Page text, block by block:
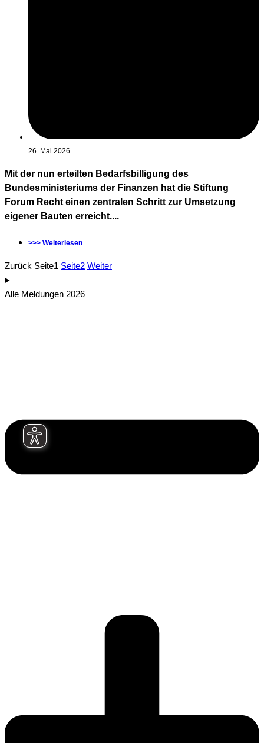
26. Mai 2026
Mit der nun erteilten Bedarfsbilligung des
Bundesministeriums der Finanzen hat die Stiftung
Forum Recht einen zentralen Schritt zur Umsetzung
eigener Bauten erreicht....
>>> Weiterlesen
Zurück Seite1 Seite2 Weiter
Alle Meldungen 2026